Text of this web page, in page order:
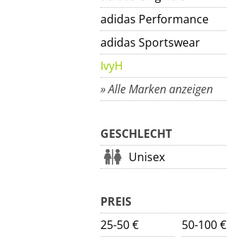
adidas Performance
adidas Sportswear
IvyH
» Alle Marken anzeigen
GESCHLECHT
Unisex
PREIS
25-50 €
50-100 €